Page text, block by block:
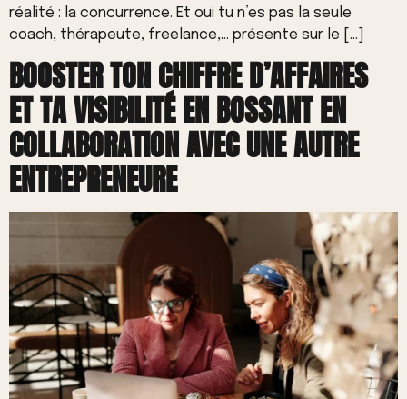
réalité : la concurrence. Et oui tu n’es pas la seule
coach, thérapeute, freelance,… présente sur le […]
BOOSTER TON CHIFFRE D’AFFAIRES
ET TA VISIBILITÉ EN BOSSANT EN
COLLABORATION AVEC UNE AUTRE
ENTREPRENEURE